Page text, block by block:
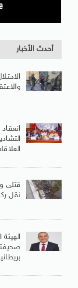
أحدث الأخبار
قتلى
نقل